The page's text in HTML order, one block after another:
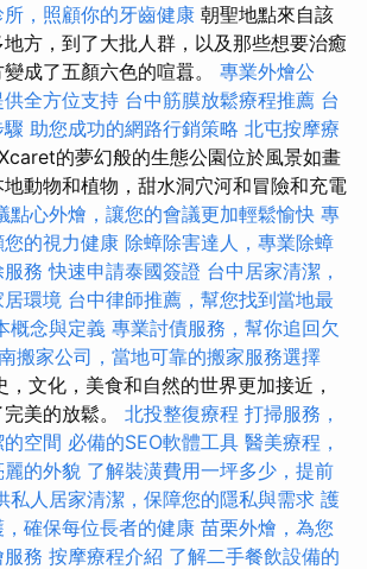
，照顧你的牙齒健康 朝聖地點來自該
方，到了大批人群，以及那些想要治癒
成了五顏六色的喧囂。 專業外燴公
全方位支持 台中筋膜放鬆療程推薦 台
助您成功的網路行銷策略 北屯按摩療
的夢幻般的生態公園位於風景如畫
動物和植物，甜水洞穴河和冒險和充電
點心外燴，讓您的會議更加輕鬆愉快 專
的視力健康 除蟑除害達人，專業除蟑
務 快速申請泰國簽證 台中居家清潔，
環境 台中律師推薦，幫您找到當地最
概念與定義 專業討債服務，幫你追回欠
搬家公司，當地可靠的搬家服務選擇
文化，美食和自然的世界更加接近，
美的放鬆。 北投整復療程 打掃服務，
空間 必備的SEO軟體工具 醫美療程，
的外貌 了解裝潢費用一坪多少，提前
私人居家清潔，保障您的隱私與需求 護
確保每位長者的健康 苗栗外燴，為您
務 按摩療程介紹 了解二手餐飲設備的